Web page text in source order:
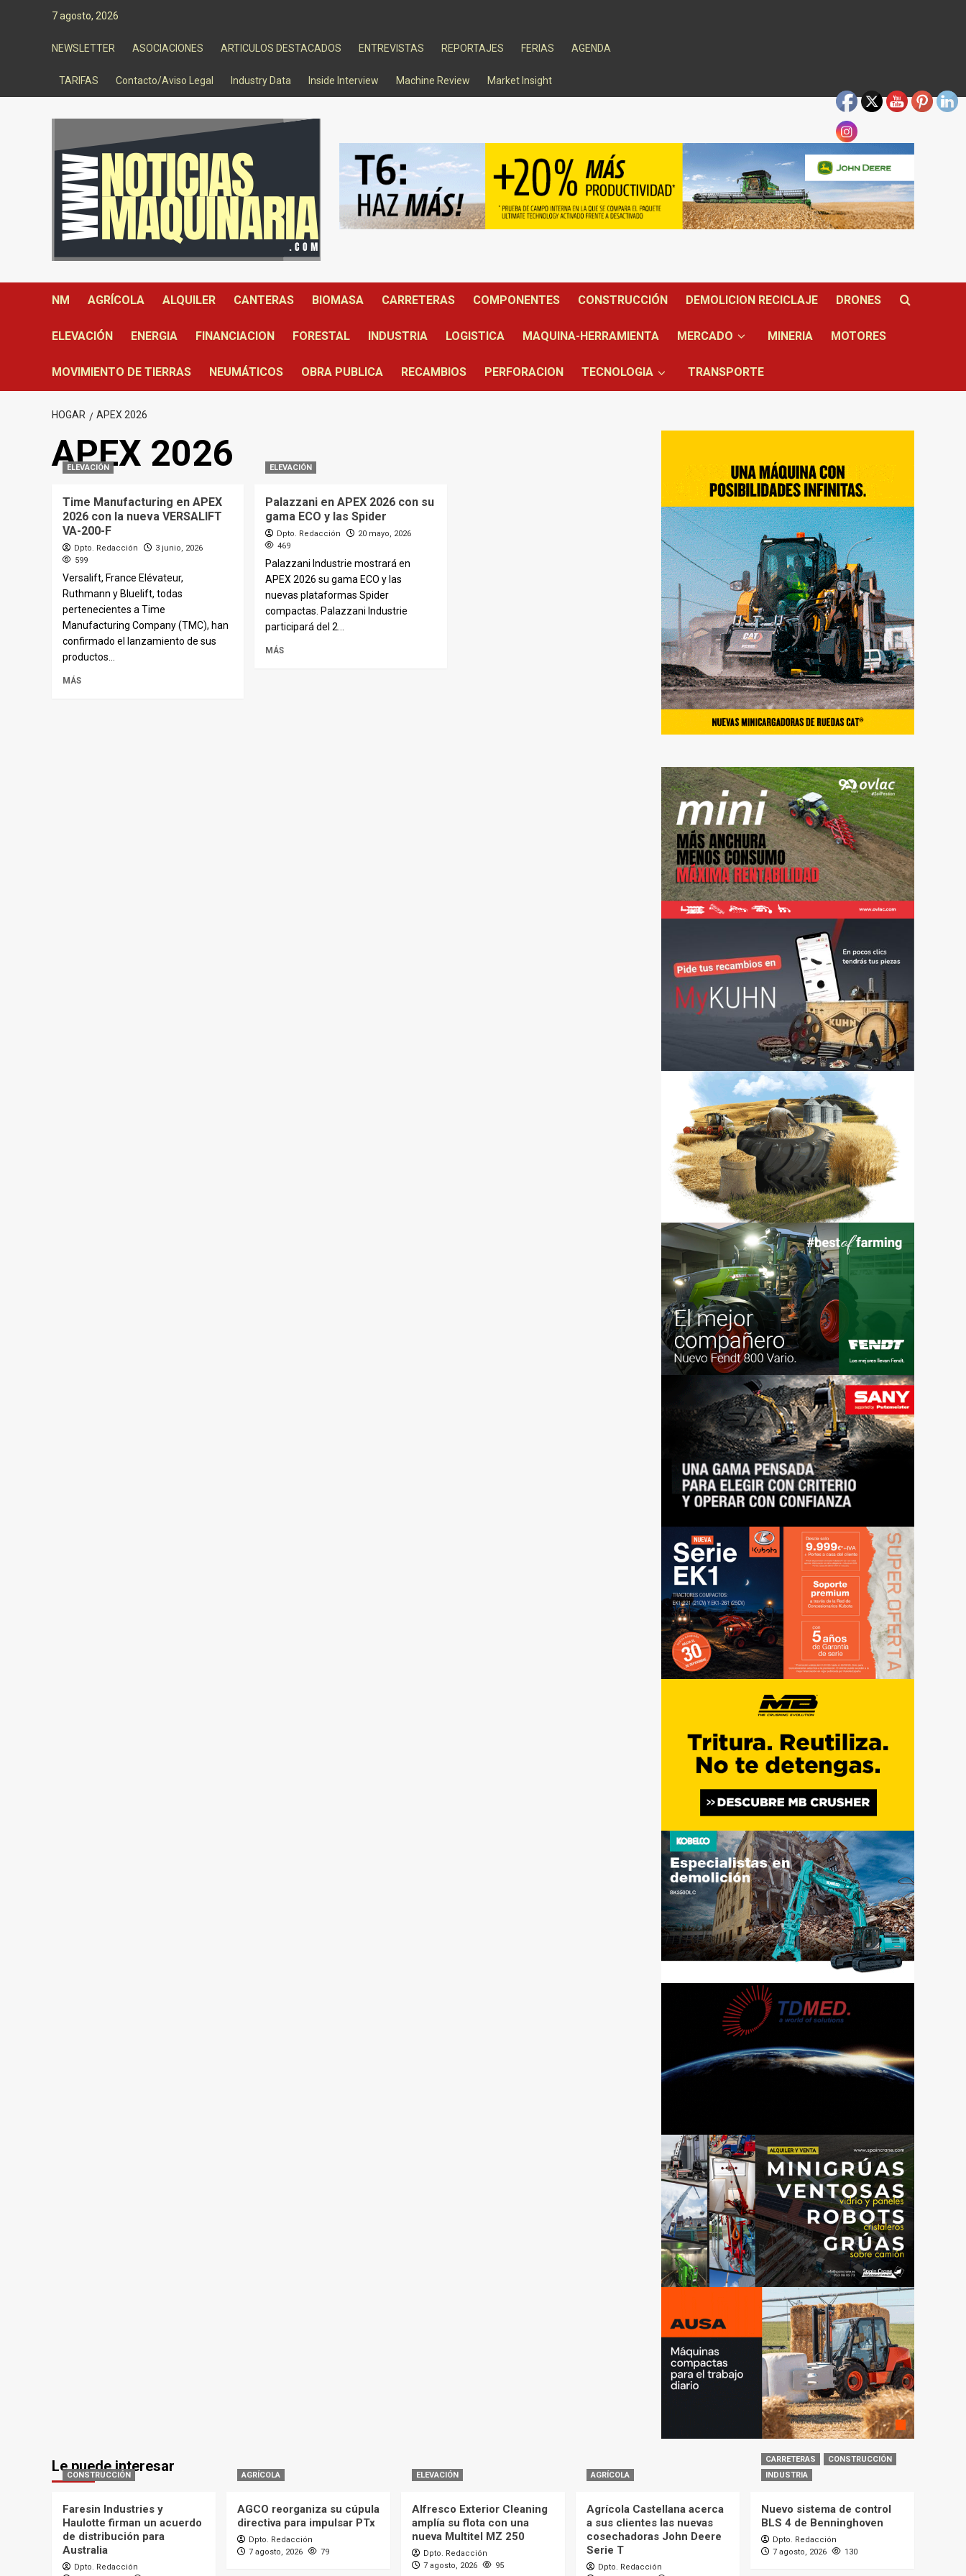
7 agosto, 2026
NEWSLETTER ASOCIACIONES ARTICULOS DESTACADOS ENTREVISTAS REPORTAJES FERIAS AGENDA
TARIFAS Contacto/Aviso Legal Industry Data Inside Interview Machine Review Market Insight
NM AGRÍCOLA ALQUILER CANTERAS BIOMASA CARRETERAS COMPONENTES CONSTRUCCIÓN DEMOLICION RECICLAJE DRONES
ELEVACIÓN ENERGIA FINANCIACION FORESTAL INDUSTRIA LOGISTICA MAQUINA-HERRAMIENTA MERCADO MINERIA MOTORES
MOVIMIENTO DE TIERRAS NEUMÁTICOS OBRA PUBLICA RECAMBIOS PERFORACION TECNOLOGIA TRANSPORTE
HOGAR APEX 2026
APEX 2026
ELEVACIÓN
Time Manufacturing en APEX
2026 con la nueva VERSALIFT
VA-200-F
Dpto. Redacción
3 junio, 2026
599
Versalift, France Elévateur,
Ruthmann y Bluelift, todas
pertenecientes a Time
Manufacturing Company (TMC), han
confirmado el lanzamiento de sus
productos...
MÁS
ELEVACIÓN
Palazzani en APEX 2026 con su
gama ECO y las Spider
Dpto. Redacción
20 mayo, 2026
469
Palazzani Industrie mostrará en
APEX 2026 su gama ECO y las
nuevas plataformas Spider
compactas. Palazzani Industrie
participará del 2...
MÁS
Le puede interesar
CONSTRUCCIÓN
Faresin Industries y
Haulotte firman un acuerdo
de distribución para
Australia
Dpto. Redacción
AGRÍCOLA
AGCO reorganiza su cúpula
directiva para impulsar PTx
Dpto. Redacción
7 agosto, 2026
79
ELEVACIÓN
Alfresco Exterior Cleaning
amplía su flota con una
nueva Multitel MZ 250
Dpto. Redacción
7 agosto, 2026
95
AGRÍCOLA
Agrícola Castellana acerca
a sus clientes las nuevas
cosechadoras John Deere
Serie T
Dpto. Redacción
CARRETERAS
CONSTRUCCIÓN
INDUSTRIA
Nuevo sistema de control
BLS 4 de Benninghoven
Dpto. Redacción
7 agosto, 2026
130